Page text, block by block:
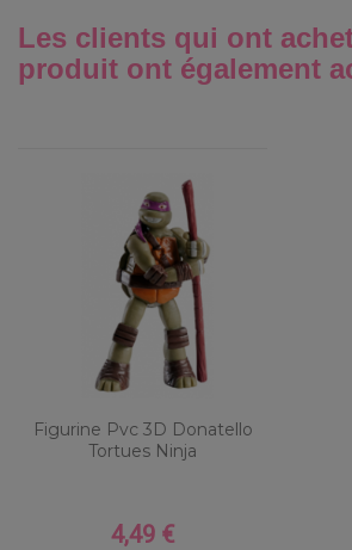
Les clients qui ont
produit ont également
Figurine Pvc 3D Donatello
Tortues Ninja
Prix
4,49 €